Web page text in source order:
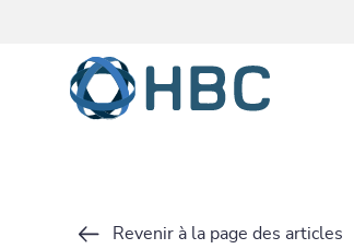
Revenir à la page des articles